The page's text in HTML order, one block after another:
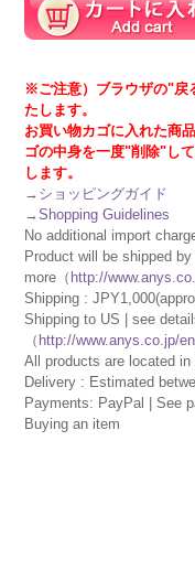
※ご注意）ブラウザの"戻
たします。
お買い物カゴに入れた商
ゴの中身を一度"削除"し
します。
→ ショッピングガイド
→Shopping Guidelines
No additional import
Product will be shipped
more（ http://
Shipping :
Shipping to US | see
（ http://www.anys.co.jp/
All products are located in
Delivery : Estimated
Payments: PayPal | See
Buying an item